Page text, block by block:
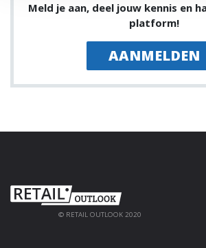
Meld je aan, deel jouw kennis en
platform!
AANMELDEN
© RETAIL OUTLOOK 2020